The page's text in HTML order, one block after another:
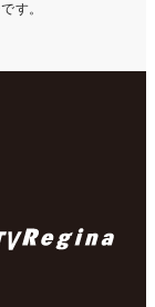
す。